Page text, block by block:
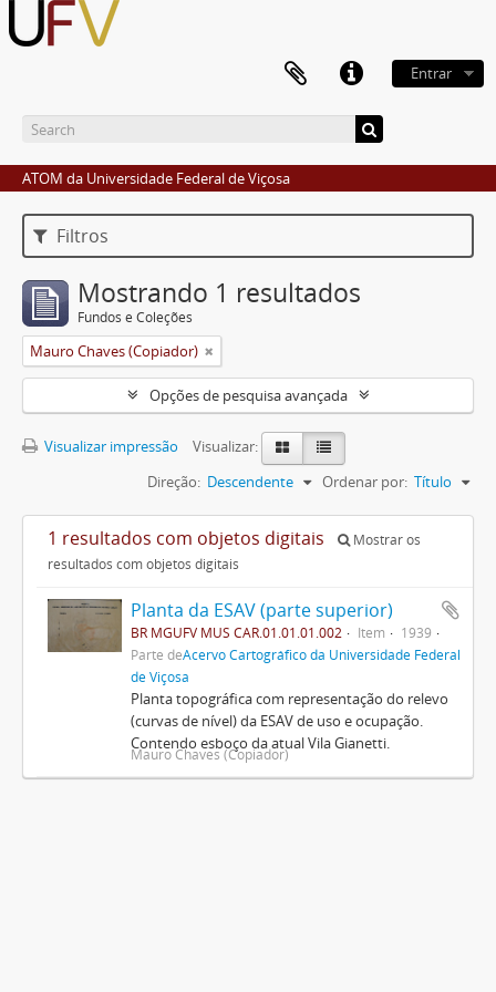
Entrar
ATOM da Universidade Federal de Viçosa
Filtros
Mostrando 1 resultados
Fundos e Coleções
Mauro Chaves (Copiador)
Opções de pesquisa avançada
Visualizar impressão
Visualizar:
Ordenar por: Título
Direção: Descendente
1 resultados com objetos digitais
Mostrar os
resultados com objetos digitais
Planta da ESAV (parte superior)
BR MGUFV MUS CAR.01.01.01.002 Item
1939
Parte deAcervo Cartográfico da Universidade Federal
de Viçosa
Planta topográfica com representação do relevo
(curvas de nível) da ESAV de uso e ocupação.
Contendo esboço da atual Vila Gianetti.
Mauro Chaves (Copiador)